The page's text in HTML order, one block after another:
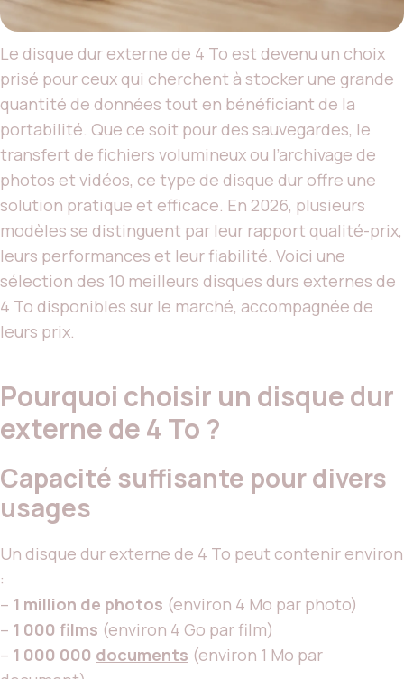
Le disque dur externe de 4 To est devenu un choix
prisé pour ceux qui cherchent à stocker une grande
quantité de données tout en bénéficiant de la
portabilité. Que ce soit pour des sauvegardes, le
transfert de fichiers volumineux ou l’archivage de
photos et vidéos, ce type de disque dur offre une
solution pratique et efficace. En 2026, plusieurs
modèles se distinguent par leur rapport qualité-prix,
leurs performances et leur fiabilité. Voici une
sélection des 10 meilleurs disques durs externes de
4 To disponibles sur le marché, accompagnée de
leurs prix.
Pourquoi choisir un disque dur
externe de 4 To ?
Capacité suffisante pour divers
usages
Un disque dur externe de 4 To peut contenir environ
:
– 1 million de photos (environ 4 Mo par photo)
– 1 000 films (environ 4 Go par film)
– 1 000 000 documents (environ 1 Mo par